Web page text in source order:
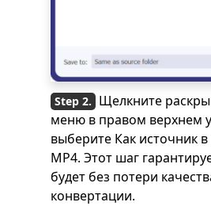
Щелкните
меню в правом верхнем
выберите Как источник
MP4. Этот шаг
будет без потери
конвертации.